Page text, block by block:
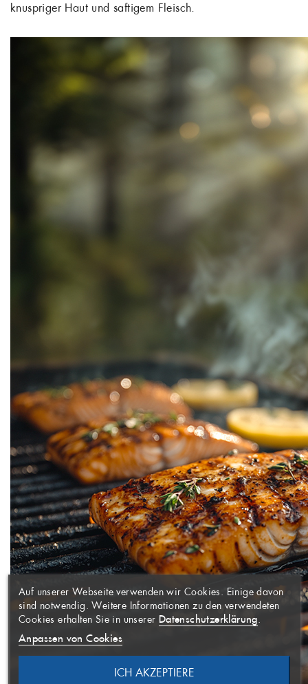
knuspriger Haut und saftigem Fleisch.
AUF MEINE
WUNSCHLISTE
×
((MODALTITLE)) ×
((confirmMessage))
WUNSCHLISTE
ERSTELLEN
×
Name der Wunschliste
ANMELDEN ×
Sie müssen angemeldet sein, um
Artikel Ihrer Wunschliste
hinzufügen zu können.
ABBRECHEN
Auf unserer Webseite verwenden wir Cookies. Einige davon
sind notwendig. Weitere Informationen zu den verwendeten
Cookies erhalten Sie in unserer Datenschutzerklärung.
Anpassen von Cookies
ICH AKZEPTIERE